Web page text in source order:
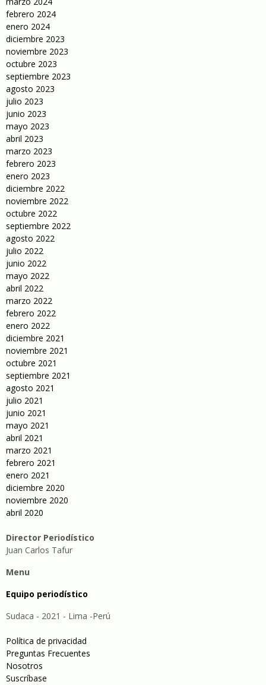
febrero 2024
enero 2024
diciembre 2023
noviembre 2023
octubre 2023
septiembre 2023
agosto 2023
julio 2023
junio 2023
mayo 2023
abril 2023
marzo 2023
febrero 2023
enero 2023
diciembre 2022
noviembre 2022
octubre 2022
septiembre 2022
agosto 2022
julio 2022
junio 2022
mayo 2022
abril 2022
marzo 2022
febrero 2022
enero 2022
diciembre 2021
noviembre 2021
octubre 2021
septiembre 2021
agosto 2021
julio 2021
junio 2021
mayo 2021
abril 2021
marzo 2021
febrero 2021
enero 2021
diciembre 2020
noviembre 2020
abril 2020
Director Periodístico
Juan Carlos Tafur
Menu
Equipo periodístico
Sudaca - 2021 - Lima -Perú
Política de privacidad
Preguntas Frecuentes
Nosotros
Suscríbase